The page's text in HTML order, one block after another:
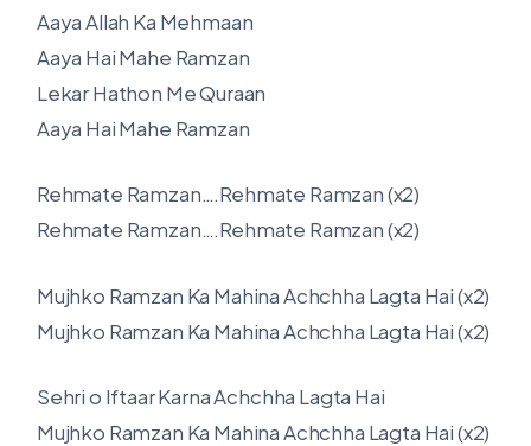
Aaya Allah Ka Mehmaan
Aaya Hai Mahe Ramzan
Lekar Hathon Me Quraan
Aaya Hai Mahe Ramzan
Rehmate Ramzan….Rehmate Ramzan (x2)
Rehmate Ramzan….Rehmate Ramzan (x2)
Mujhko Ramzan Ka Mahina Achchha Lagta Hai (x2)
Mujhko Ramzan Ka Mahina Achchha Lagta Hai (x2)
Sehri o Iftaar Karna Achchha Lagta Hai
Mujhko Ramzan Ka Mahina Achchha Lagta Hai (x2)